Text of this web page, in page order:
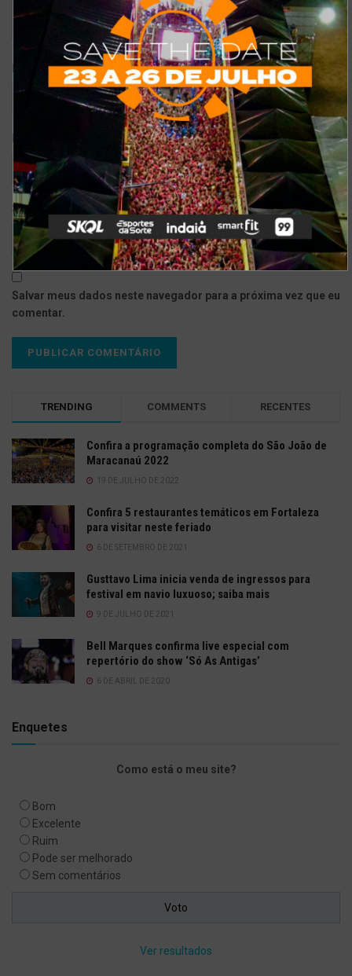
*
Site
Salvar meus dados neste navegador para a próxima vez que eu
comentar.
TRENDING COMMENTS RECENTES
Confira a programação completa do São João de
Maracanaú 2022
19 DE JULHO DE 2022
Confira 5 restaurantes temáticos em Fortaleza
para visitar neste feriado
6 DE SETEMBRO DE 2021
Gusttavo Lima inicia venda de ingressos para
festival em navio luxuoso; saiba mais
9 DE JULHO DE 2021
Bell Marques confirma live especial com
repertório do show ‘Só As Antigas’
6 DE ABRIL DE 2020
Enquetes
Como está o meu site?
Bom
Excelente
Ruim
Pode ser melhorado
Sem comentários
Ver resultados